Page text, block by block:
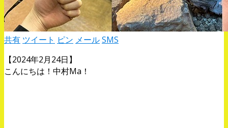
共有 ツイート ピン メールSMS
【2024年2月24日】
こんにちは！中村Ma！